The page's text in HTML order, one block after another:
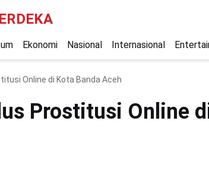
Ekonomi Nasional Internasional
Online di Kota Banda Aceh
Prostitusi Online